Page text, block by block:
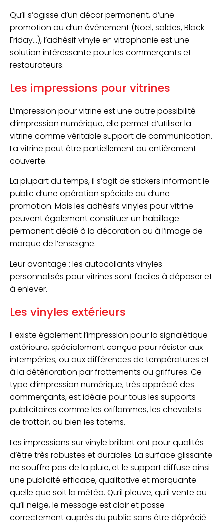
Qu’il s’agisse d’un décor permanent, d’une
promotion ou d’un événement (Noël, soldes, Black
Friday…), l’adhésif vinyle en vitrophanie est une
solution intéressante pour les commerçants et
restaurateurs.
Les impressions pour vitrines
L’impression pour vitrine est une autre possibilité
d’impression numérique, elle permet d’utiliser la
vitrine comme véritable support de communication.
La vitrine peut être partiellement ou entièrement
couverte.
La plupart du temps, il s’agit de stickers informant le
public d’une opération spéciale ou d’une
promotion. Mais les adhésifs vinyles pour vitrine
peuvent également constituer un habillage
permanent dédié à la décoration ou à l’image de
marque de l’enseigne.
Leur avantage : les autocollants vinyles
personnalisés pour vitrines sont faciles à déposer et
à enlever.
Les vinyles extérieurs
Il existe également l’impression pour la signalétique
extérieure, spécialement conçue pour résister aux
intempéries, ou aux différences de températures et
à la détérioration par frottements ou griffures. Ce
type d’impression numérique, très apprécié des
commerçants, est idéale pour tous les supports
publicitaires comme les oriflammes, les chevalets
de trottoir, ou bien les totems.
Les impressions sur vinyle brillant ont pour qualités
d’être très robustes et durables. La surface glissante
ne souffre pas de la pluie, et le support diffuse ainsi
une publicité efficace, qualitative et marquante
quelle que soit la météo. Qu’il pleuve, qu’il vente ou
qu’il neige, le message est clair et passe
correctement auprès du public sans être déprécié